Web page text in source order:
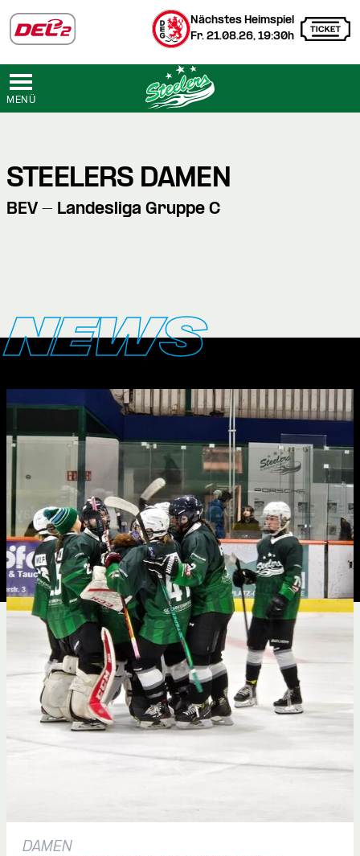
Nächstes Heimspiel
Fr. 21.08.26, 19:30h
MENÜ
STEELERS DAMEN
BEV - Landesliga Gruppe C
NEWS
DAMEN